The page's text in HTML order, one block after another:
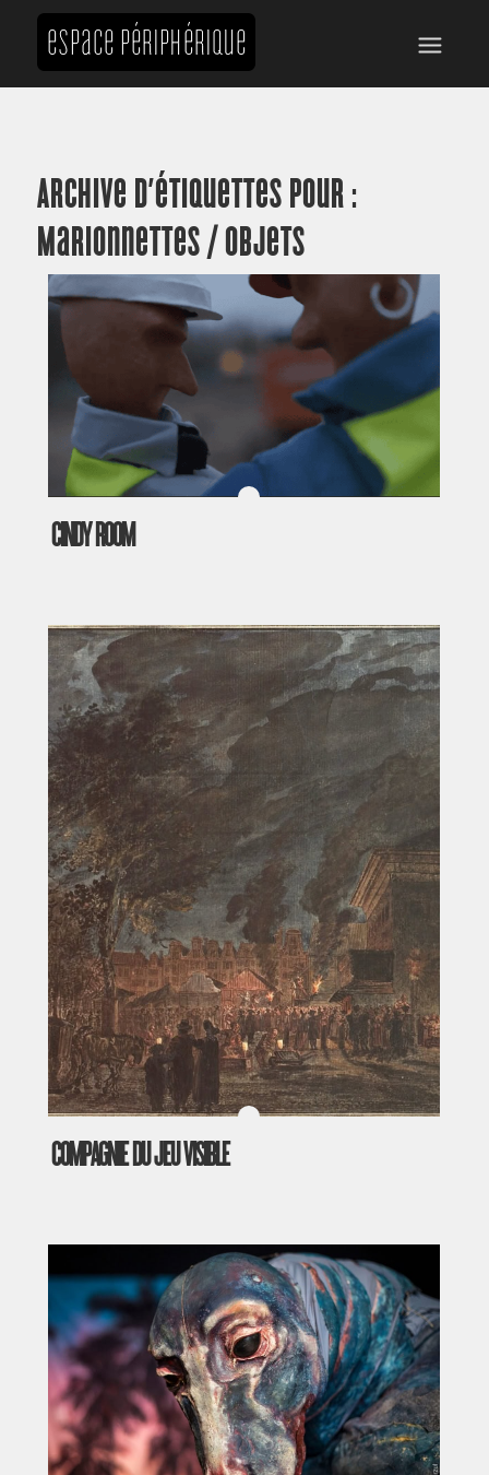
Archive d’étiquettes pour :
Marionnettes / objets
CINDY ROOM
COMPAGNIE DU JEU VISIBLE